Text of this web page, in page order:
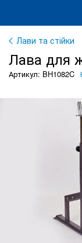
Лави та стійки
Лава для
Артикул: BH1082C